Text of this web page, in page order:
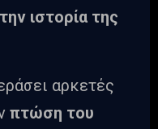
ιστορία της
αρκετές
πτώση του